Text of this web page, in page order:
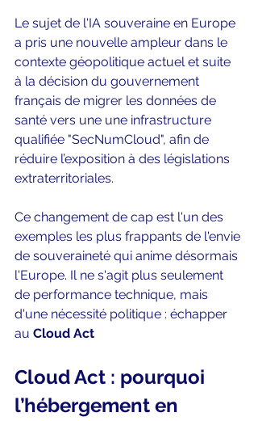
Le sujet de l'IA souveraine en Europe
a pris une nouvelle ampleur dans le
contexte géopolitique actuel et suite
à la décision du gouvernement
français de migrer les données de
santé vers une une infrastructure
qualifiée "SecNumCloud", afin de
réduire l’exposition à des législations
extraterritoriales.
Ce changement de cap est l'un des
exemples les plus frappants de l'envie
de souveraineté qui anime désormais
l'Europe. Il ne s'agit plus seulement
de performance technique, mais
d'une nécessité politique : échapper
au Cloud Act
Cloud Act : pourquoi
l’hébergement en